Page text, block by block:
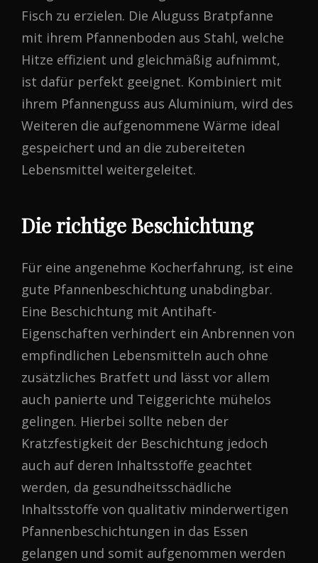
Fisch zu erzielen. Die Aluguss Bratpfanne
mit ihrem Pfannenboden aus Stahl, welche
Hitze effizient und gleichmäßig aufnimmt,
ist dafür perfekt geeignet. Kombiniert mit
ihrem Pfannenguss aus Aluminium, wird des
Weiteren die aufgenommene Wärme ideal
gespeichert und an die zubereiteten
Lebensmittel weitergeleitet.
Die richtige Beschichtung
Für eine angenehme Kocherfahrung, ist eine
gute Pfannenbeschichtung unabdingbar.
Eine Beschichtung mit Antihaft-
Eigenschaften verhindert ein Anbrennen von
empfindlichen Lebensmitteln auch ohne
zusätzliches Bratfett und lässt vor allem
auch panierte und Teiggerichte mühelos
gelingen. Hierbei sollte neben der
Kratzfestigkeit der Beschichtung jedoch
auch auf deren Inhaltsstoffe geachtet
werden, da gesundheitsschädliche
Inhaltsstoffe von qualitativ minderwertigen
Pfannenbeschichtungen in das Essen
gelangen und somit aufgenommen werden